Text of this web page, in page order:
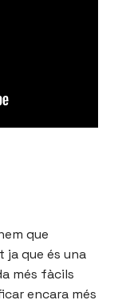
que
ja que és una
més fàcils
encara més